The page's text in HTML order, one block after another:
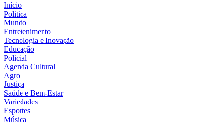
Início
Politica
Mundo
Entretenimento
Tecnologia e Inovação
Educação
Policial
Agenda Cultural
Agro
Justiça
Saúde e Bem-Estar
Variedades
Esportes
Música